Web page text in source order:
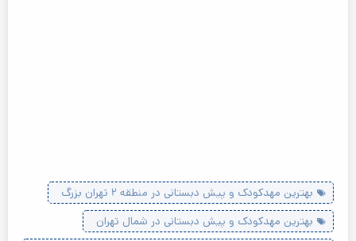
بهترین مهدکودک و پیش دبستانی در منطقه ۲ تهران بزرگ
بهترین مهدکودک و پیش دبستانی در شمال تهران